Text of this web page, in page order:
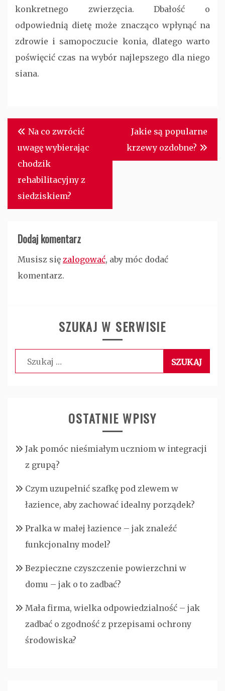
konkretnego zwierzęcia. Dbałość o
odpowiednią dietę może znacząco wpłynąć na
zdrowie i samopoczucie konia, dlatego warto
poświęcić czas na wybór najlepszego dla niego
siana.
Nawigacja
wpisu
Na co zwrócić
uwagę wybierając
chodzik
rehabilitacyjny z
siedziskiem?
Jakie są popularne
krzewy ozdobne?
Dodaj komentarz
Musisz się zalogować, aby móc dodać
komentarz.
SZUKAJ W SERWISIE
Szukaj:
OSTATNIE WPISY
Jak pomóc nieśmiałym uczniom w integracji
z grupą?
Czym uzupełnić szafkę pod zlewem w
łazience, aby zachować idealny porządek?
Pralka w małej łazience – jak znaleźć
funkcjonalny model?
Bezpieczne czyszczenie powierzchni w
domu – jak o to zadbać?
Mała firma, wielka odpowiedzialność – jak
zadbać o zgodność z przepisami ochrony
środowiska?